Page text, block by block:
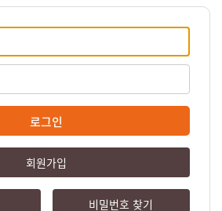
로그인
회원가입
비밀번호 찾기